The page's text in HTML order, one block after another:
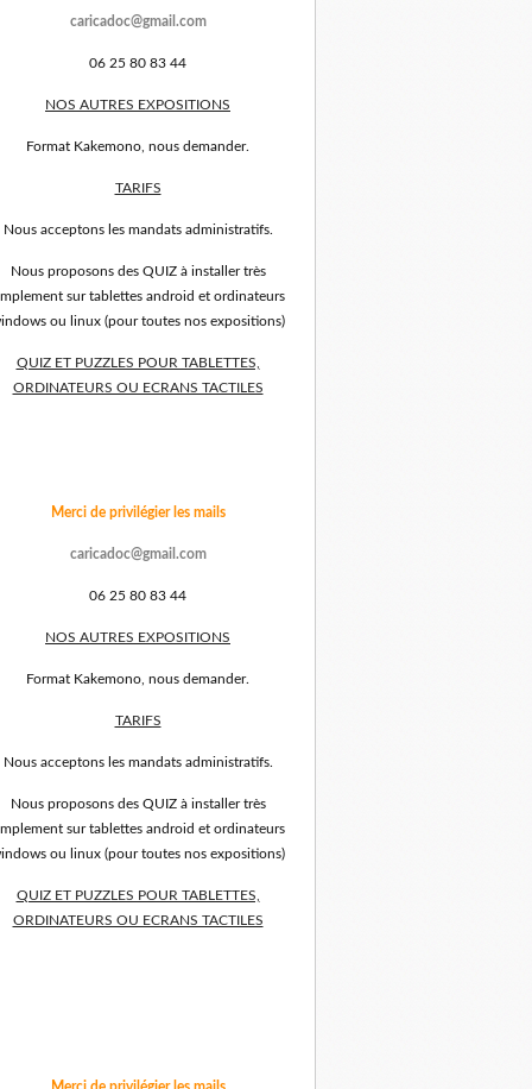
caricadoc@gmail.com
06 25 80 83 44
NOS AUTRES EXPOSITIONS
Format Kakemono, nous demander.
TARIFS
Nous acceptons les mandats administratifs.
Nous proposons des QUIZ à installer très
sur tablettes android et ordinateurs
ou linux (pour toutes nos expositions)
QUIZ ET PUZZLES POUR TABLETTES,
ORDINATEURS OU ECRANS TACTILES
Merci de privilégier les mails
caricadoc@gmail.com
06 25 80 83 44
NOS AUTRES EXPOSITIONS
Format Kakemono, nous demander.
TARIFS
Nous acceptons les mandats administratifs.
Nous proposons des QUIZ à installer très
sur tablettes android et ordinateurs
ou linux (pour toutes nos expositions)
QUIZ ET PUZZLES POUR TABLETTES,
ORDINATEURS OU ECRANS TACTILES